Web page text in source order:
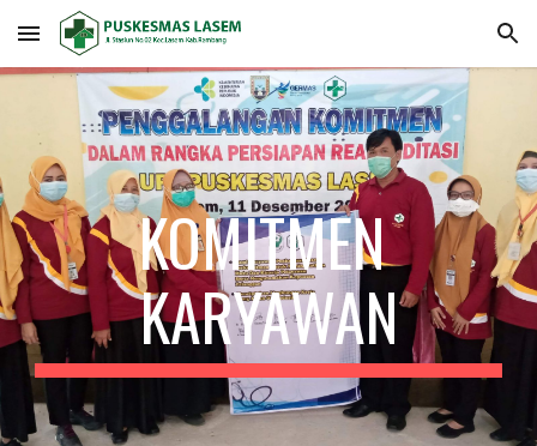
Skip to main content Skip to navigation
KOMITMEN
KARYAWAN